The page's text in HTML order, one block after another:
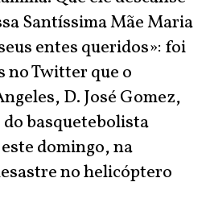
Santíssima Mãe Maria
entes queridos»: foi
no Twitter que o
D. José Gomez,
basquetebolista
domingo, na
no helicóptero